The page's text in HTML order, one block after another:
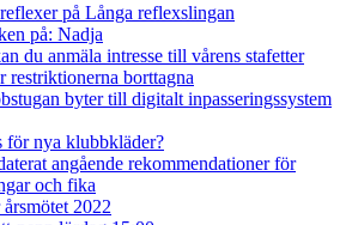
på Långa reflexslingan
på: Nadja
du anmäla intresse till vårens stafetter
restriktionerna borttagna
byter till digitalt inpasseringssystem
för nya klubbkläder?
angående rekommendationer för
och fika
2022